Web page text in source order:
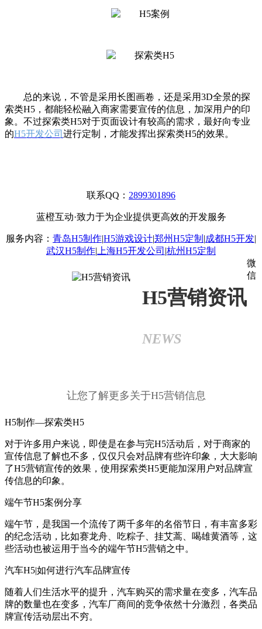
总的来说，不管是采用长图画卷，还是采用3D全景的探
索类H5，都能轻松融入商家需要宣传的信息，加深用户的印
象。不过探索类H5对于页面设计有较高的需求，最好向专业
的H5开发公司 进行定制，才能发挥出探索类H5的效果。
联系QQ： 2899301896
蓝橙互动·致力于为企业提供更高效的开发服务
服务内容： 青岛H5制作|H5游戏设计|郑州H5定制 |成都H5开发|
武汉H5制作|上海H5开发公司 |杭州H5定制
H5营销资讯
NEWS
让您了解更多关于H5营销信息
微
信
H5制作—探索类H5
对于许多用户来说，即使是在参与完H5活动后，对于商家的
宣传信息了解也不多，仅仅只会对品牌有些许印象，大大影响
了H5营销宣传的效果，使用探索类H5更能加深用户对品牌宣
传信息的印象。
端午节H5案例分享
端午节，是我国一个流传了两千多年的名俗节日，有丰富多彩
的纪念活动，比如赛龙舟、吃粽子、挂艾蒿、喝雄黄酒等，这
些活动也被运用于当今的端午节H5营销之中。
汽车H5|如何进行汽车品牌宣传
随着人们生活水平的提升，汽车购买的需求量在变多，汽车品
牌的数量也在变多，汽车厂商间的竞争依然十分激烈，各类品
牌宣传活动层出不穷。